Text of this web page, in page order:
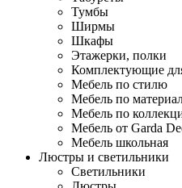
Тумбы
Ширмы
Шкафы
Этажерки, полки
Комплектующие
Мебель по стилю
Мебель по
Мебель по
Мебель от Garda
Мебель школьная
Люстры и светильники
Светильники